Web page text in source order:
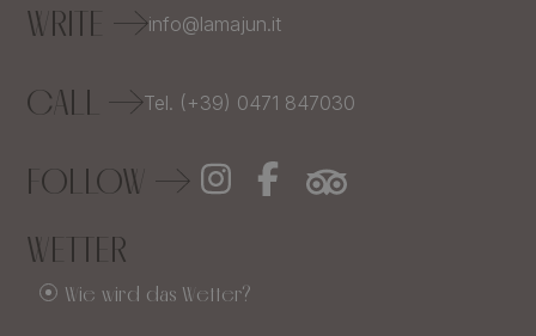
WRITE info@lamajun.it
CALL Tel. (+39) 0471 847030
FOLLOW
WETTER
Wie wird das Wetter?